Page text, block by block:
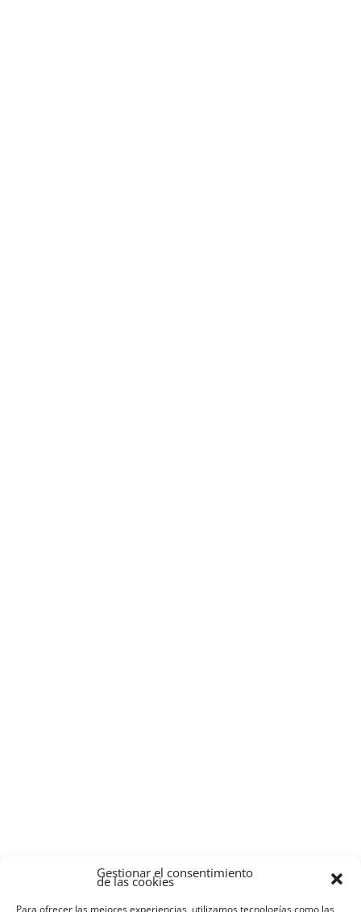
Gestionar el consentimiento
de las cookies
Para ofrecer las mejores experiencias, utilizamos tecnologías como las